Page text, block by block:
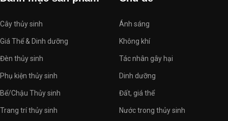
Cây thủy sinh
Giá Thể & Dinh dưỡng
Đèn thủy sinh
Phụ kiện thủy sinh
Bể/Chậu Thủy sinh
Trang trí thủy sinh
Ánh sáng
Không khí
Tác nhân gây hại
Dinh dưỡng
Đất, giá thể
Nước trong thủy sinh